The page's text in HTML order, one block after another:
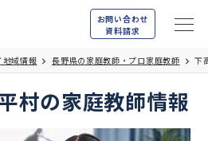
お問い合わせ
資料請求
地域情報 長野県の家庭教師・プロ家庭教師 下
村の家庭教師情報